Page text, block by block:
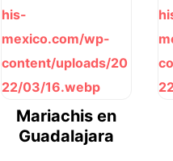
Mariachis en
Guadalajara